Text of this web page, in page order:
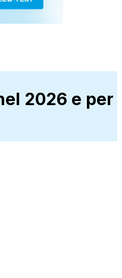
2026 e per